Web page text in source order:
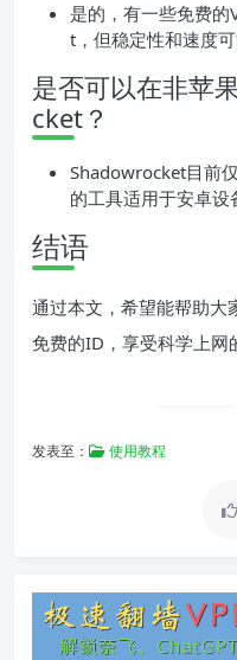
是的，有一些免费
t，但稳定性和速度
是否可以在非苹
cket？
Shadowrocket目前
的工具适用于安卓设
结语
通过本文，希望能帮助大
免费的ID，享受科学上网
发表至： 使用教程